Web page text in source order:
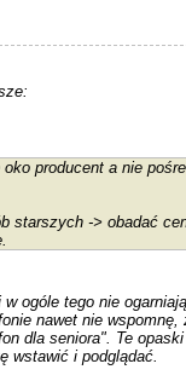
producent a nie
starszych -> obadać
ogóle tego nie ogarniają.
nawet nie wspomnę,
dla seniora". Te opaski
wstawić i podglądać.